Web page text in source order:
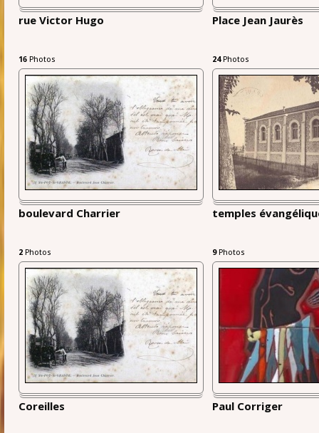
rue Victor Hugo
16 Photos
Place Jean Jaurès
24Photos
boulevard Charrier
2 Photos
temples
9Photos
Coreilles Paul Corriger